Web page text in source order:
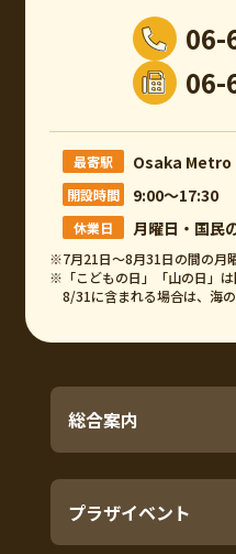
06-
06-
最寄駅 Osaka Metro
開設時間 9:00～17:30
休業日 月曜日・国民
※7月21日～8月31日の間の月
※「こどもの日」「山の日」
8/31に含まれる場合は、海の
総合案内
プラザイベント